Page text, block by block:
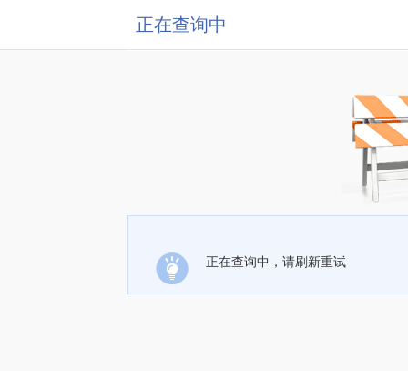
正在查询中
正在查询中，请刷新重试